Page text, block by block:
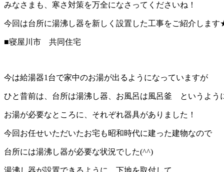
みなさまも、寒さ対策を万全になさってくださいね！
今回は台所に湯沸し器を新しく設置した工事をご紹介しま
■寝屋川市 共同住宅
今は給湯器1台で家中のお湯が出るようになっていますが
ひと昔前は、台所は湯沸し器、お風呂は風呂釜 というよう
お湯が必要なところに、それぞれ器具がありました！
今回お任せいただいたお宅も昭和時代に建った建物なので
台所には湯沸し器が必要な状況でした(^^)